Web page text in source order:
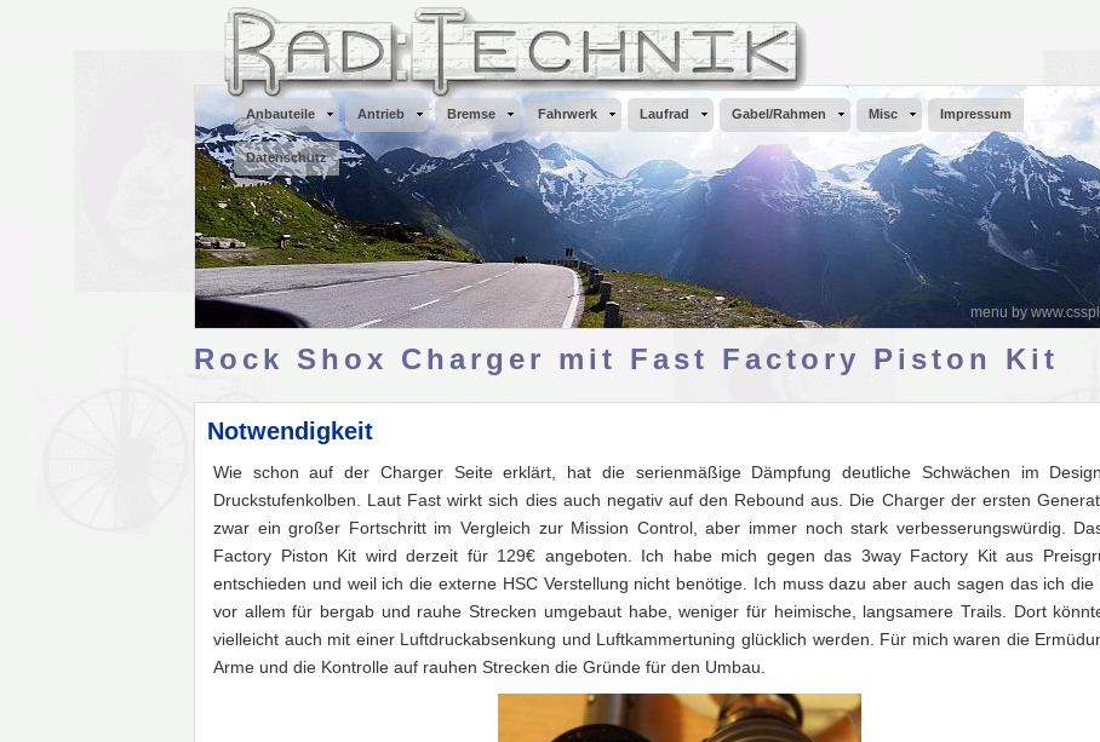
menu by
Anbauteile Antrieb Bremse Fahrwerk Laufrad Gabel/Rahmen Misc Impressum
Datenschutz
Rock Shox Charger mit Fast Factory Piston Kit
Notwendigkeit
Wie schon auf der Charger Seite erklärt, hat die serienmäßige Dämpfung deutliche Schwächen im
Druckstufenkolben. Laut Fast wirkt sich dies auch negativ auf den Rebound aus. Die Charger der ersten
zwar ein großer Fortschritt im Vergleich zur Mission Control, aber immer noch stark verbesserungswürdig.
Factory Piston Kit wird derzeit für 129€ angeboten. Ich habe mich gegen das 3way Factory Kit aus
entschieden und weil ich die externe HSC Verstellung nicht benötige. Ich muss dazu aber auch sagen das ich die
vor allem für bergab und rauhe Strecken umgebaut habe, weniger für heimische, langsamere Trails. Dort
vielleicht auch mit einer Luftdruckabsenkung und Luftkammertuning glücklich werden. Für mich waren die
Arme und die Kontrolle auf rauhen Strecken die Gründe für den Umbau.